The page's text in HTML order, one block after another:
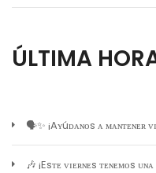
ÚLTIMA
🗣️✨ ¡Aʏúᴅᴀɴᴏs ᴀ ᴍᴀɴᴛᴇɴᴇʀ
🎶 ¡Esᴛᴇ ᴠɪᴇʀɴᴇs ᴛᴇɴᴇᴍᴏs